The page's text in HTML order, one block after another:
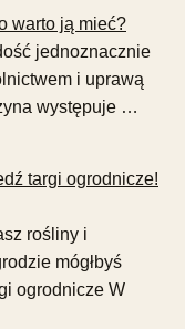
warto ją mieć?
jednoznacznie
i uprawą
występuje …
targi ogrodnicze!
rośliny i
mógłbyś
ogrodnicze W